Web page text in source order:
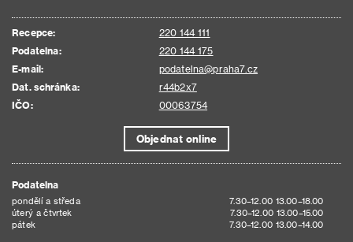
Recepce:
220 144 111
Podatelna:
220 144 175
E-mail:
podatelna@praha7.cz
Dat. schránka:
r44b2x7
IČO:
00063754
Objednat online
Podatelna
pondělí a středa
7.30–12.00 13.00–18.00
úterý a čtvrtek
7.30–12.00 13.00–15.00
pátek
7.30–12.00 13.00–14.00